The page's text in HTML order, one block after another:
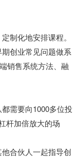
制化地安排课程。
创业常见问题做系
销售系统方法、融
需要向1000多位投
杆加倍放大的场
合伙人一起指导创